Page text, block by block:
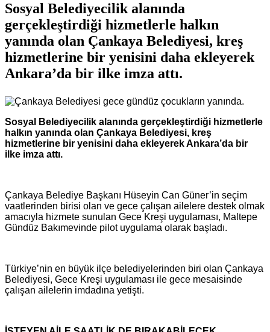
Sosyal Belediyecilik alanında
gerçekleştirdiği hizmetlerle halkın
yanında olan Çankaya Belediyesi, kreş
hizmetlerine bir yenisini daha ekleyerek
Ankara’da bir ilke imza attı.
Sosyal Belediyecilik alanında gerçekleştirdiği hizmetlerle
halkın yanında olan Çankaya Belediyesi, kreş
hizmetlerine bir yenisini daha ekleyerek Ankara’da bir
ilke imza attı.
Çankaya Belediye Başkanı Hüseyin Can Güner’in seçim
vaatlerinden birisi olan ve gece çalışan ailelere destek olmak
amacıyla hizmete sunulan Gece Kreşi uygulaması, Maltepe
Gündüz Bakımevinde pilot uygulama olarak başladı.
Türkiye’nin en büyük ilçe belediyelerinden biri olan Çankaya
Belediyesi, Gece Kreşi uygulaması ile gece mesaisinde
çalışan ailelerin imdadına yetişti.